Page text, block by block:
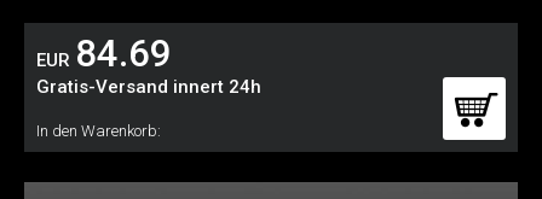
EUR 84.69
Gratis-Versand innert 24h
In den Warenkorb: